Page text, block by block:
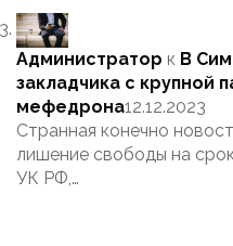
Администратор к В
закладчика с крупной
мефедрона12.12.2023
Странная конечно
лишение свободы на
УК РФ,…